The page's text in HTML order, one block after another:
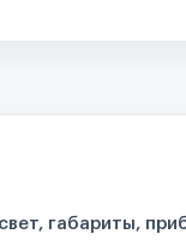
габариты,